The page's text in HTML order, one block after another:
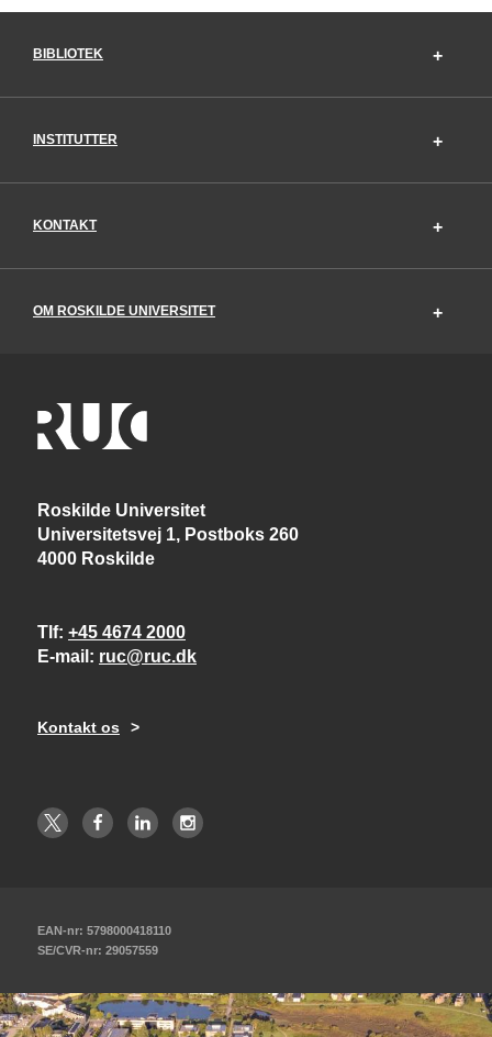
liste
BIBLIOTEK
INSTITUTTER
KONTAKT
OM ROSKILDE UNIVERSITET
Roskilde Universitet
Universitetsvej 1, Postboks 260
4000 Roskilde
Tlf +45 4674 2000
E-mail
ruc@ruc.dk
Kontakt os
EAN-nr: 5798000418110
SE/CVR-nr: 29057559